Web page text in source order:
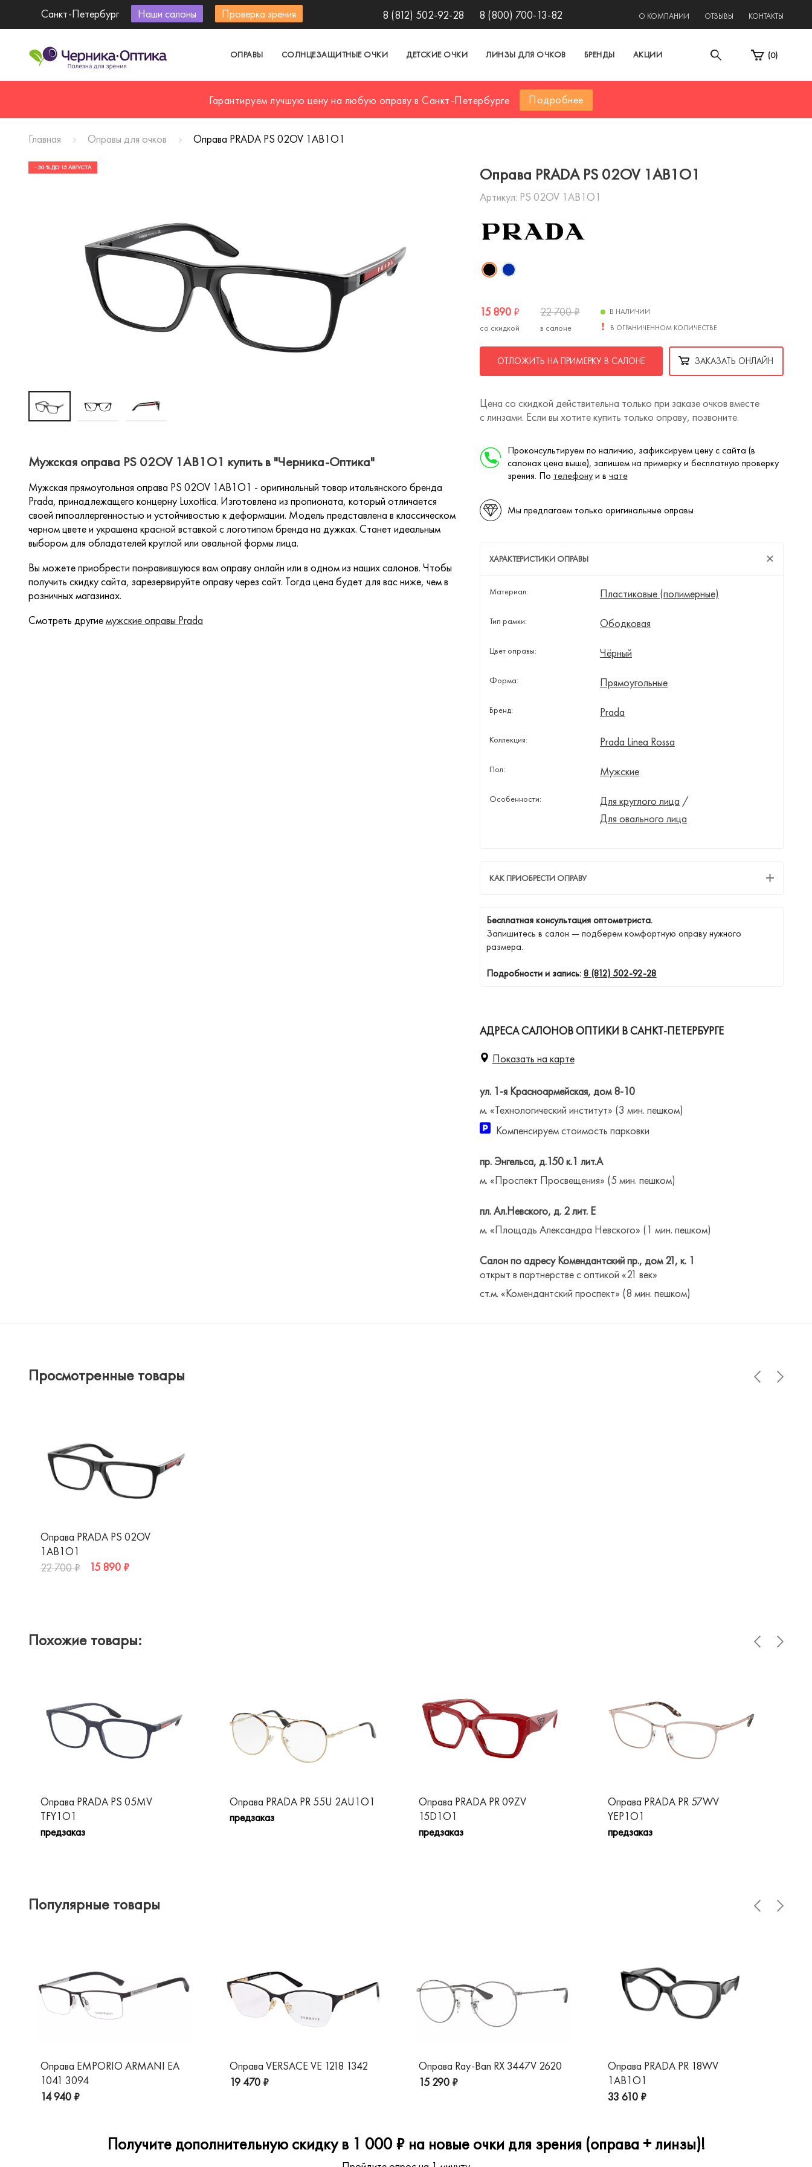
Санкт-Петербург Наши салоны Проверка зрения 8 (812) 502-92-28 8 (800) 700-13-82 О КОМПАНИИ ОТЗЫВЫ КОНТАКТЫ
ОПРАВЫ СОЛНЦЕЗАЩИТНЫЕ ОЧКИ ДЕТСКИЕ ОЧКИ ЛИНЗЫ ДЛЯ ОЧКОВ БРЕНДЫ АКЦИИ (0)
Гарантируем лучшую цену на любую оправу в Санкт-Петербурге Подробнее
Главная Оправы для очков Оправа PRADA PS 02OV 1AB1O1
Оправа PRADA PS 02OV 1AB1O1
Артикул: PS 02OV 1AB1O1
15 890 ₽
со скидкой
22 700₽
в салоне
В НАЛИЧИИ
В ОГРАНИЧЕННОМ КОЛИЧЕСТВЕ
ОТЛОЖИТЬ НА ПРИМЕРКУ В САЛОНЕ ЗАКАЗАТЬ ОНЛАЙН
Цена со скидкой действительна только при заказе очков вместе
с линзами. Если вы хотите купить только оправу, позвоните.
Проконсультируем по наличию, зафиксируем цену с сайта (в
салонах цена выше), запишем на примерку и бесплатную проверку
зрения. По телефонуи в чате
Мы предлагаем только оригинальные оправы
ХАРАКТЕРИСТИКИ ОПРАВЫ
Материал: Пластиковые (полимерные)
Тип рамки: Ободковая
Цвет оправы: Чёрный
Форма: Прямоугольные
Бренд: Prada
Коллекция: Prada Linea Rossa
Пол: Мужские
Особенности: Для круглого лица /
Для овального лица
КАК ПРИОБРЕСТИ ОПРАВУ
Бесплатная консультация оптометриста.
Запишитесь в салон — подберем комфортную оправу нужного
размера.
Подробности и запись:8 (812) 502-92-28
АДРЕСА САЛОНОВ ОПТИКИ В САНКТ-ПЕТЕРБУРГЕ
Показать на карте
ул. 1-я Красноармейская, дом 8-10
м. «Технологический институт» (3 мин. пешком)
Компенсируем стоимость парковки
пр. Энгельса, д.150 к.1 лит.А
м. «Проспект Просвещения» (5 мин. пешком)
пл. Ал.Невского, д. 2 лит. Е
м. «Площадь Александра Невского» (1 мин. пешком)
Салон по адресу Комендантский пр., дом 21, к. 1
открыт в партнерстве с оптикой «21 век»
ст.м. «Комендантский проспект» (8 мин. пешком)
- 30 % ДО 15 АВГУСТА
Мужская оправа PS 02OV 1AB1O1 купить в "Черника-Оптика"
Мужская прямоугольная оправа PS 02OV 1AB1O1 - оригинальный товар итальянского бренда
Prada, принадлежащего концерну Luxottica. Изготовлена из пропионата, который отличается
своей гипоаллергенностью и устойчивостью к деформации. Модель представлена в классическом
черном цвете и украшена красной вставкой с логотипом бренда на дужках. Станет идеальным
выбором для обладателей круглой или овальной формы лица.
Вы можете приобрести понравившуюся вам оправу онлайн или в одном из наших салонов. Чтобы
получить скидку сайта, зарезервируйте оправу через сайт. Тогда цена будет для вас ниже, чем в
розничных магазинах.
Смотреть другиемужские оправы Prada
Просмотренные товары
Оправа PRADA PS 02OV
1AB1O1
22 700 ₽
15 890 ₽
Похожие товары:
Оправа PRADA PS 05MV
TFY1O1
предзаказ
Оправа PRADA PR 55U 2AU1O1
предзаказ
Оправа PRADA PR 09ZV
15D1O1
предзаказ
Оправа PRADA PR 57WV
YEP1O1
предзаказ
Популярные товары
Оправа EMPORIO ARMANI EA
1041 3094
14 940 ₽
Оправа VERSACE VE 1218 1342
19 470 ₽
Оправа Ray-Ban RX 3447V 2620
15 290 ₽
Оправа PRADA PR 18WV
1AB1O1
33 610 ₽
Получите дополнительную скидку в 1 000 ₽ на новые очки для зрения (оправа + линзы)!